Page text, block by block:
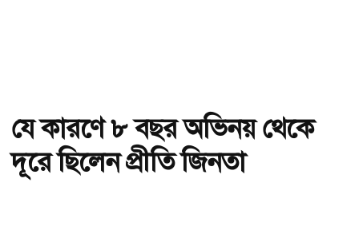
যে কারণে ৮ বছর অভিনয় থেকে
দূরে ছিলেন প্রীতি জিনতা